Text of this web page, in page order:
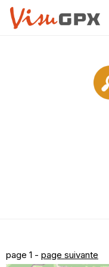
page 1 - page suivante